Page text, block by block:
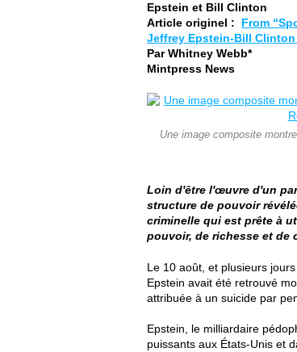
Epstein et Bill Clinton
Article originel : From
Jeffrey Epstein-Bill
Par Whitney Webb*
Mintpress News
Une image composite
Loin d'être l'œuvre d'un
structure de pouvoir
criminelle qui est prête à
pouvoir, de richesse et de
Le 10 août, et plusieurs
Epstein avait été retrouvé
attribuée à un suicide par
Epstein, le milliardaire
puissants aux États-Unis et